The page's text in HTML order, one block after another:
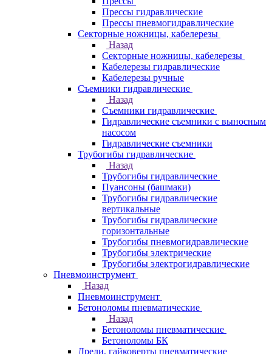
Прессы гидравлические
Прессы пневмогидравлические
Секторные ножницы, кабелерезы
Назад
Секторные ножницы, кабелерезы
Кабелерезы гидравлические
Кабелерезы ручные
Съемники гидравлические
Назад
Съемники гидравлические
Гидравлические cъемники с выносным
насосом
Гидравлические съемники
Трубогибы гидравлические
Назад
Трубогибы гидравлические
Пуансоны (башмаки)
Трубогибы гидравлические
вертикальные
Трубогибы гидравлические
горизонтальные
Трубогибы пневмогидравлические
Трубогибы электрические
Трубогибы электрогидравлические
Пневмоинструмент
Назад
Пневмоинструмент
Бетоноломы пневматические
Назад
Бетоноломы пневматические
Бетоноломы БК
Дрели, гайковерты пневматические